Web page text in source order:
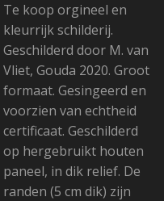
Te koop orgineel en
kleurrijk schilderij.
Geschilderd door M. van
Vliet, Gouda 2020. Groot
formaat. Gesingeerd en
voorzien van echtheid
certificaat. Geschilderd
op hergebruikt houten
paneel, in dik relief. De
randen (5 cm dik) zijn